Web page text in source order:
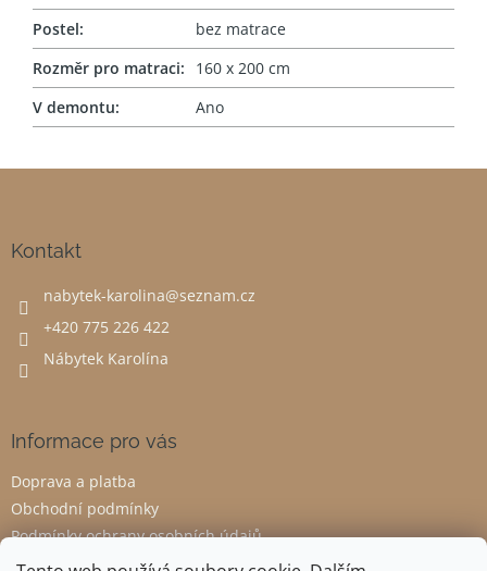
Postel:
bez matrace
Rozměr pro matraci:
160 x 200 cm
V demontu: Ano
Kontakt
nabytek-karolina@seznam.cz
+420 775 226 422
Nábytek Karolína
Informace pro vás
Doprava a platba
Obchodní podmínky
Podmínky ochrany osobních údajů
Odstoupení od smlouvy